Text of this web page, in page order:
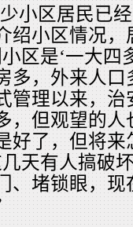
小区居民已
绍小区情况
区是‘一大四
多，外来人
管理以来，
，但观望的
好了，但将来
天有人搞破
、堵锁眼，